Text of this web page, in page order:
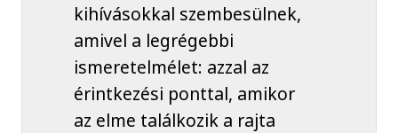
kihívásokkal szembesülnek,
amivel a legrégebbi
ismeretelmélet: azzal az
érintkezési ponttal, amikor
az elme találkozik a rajta